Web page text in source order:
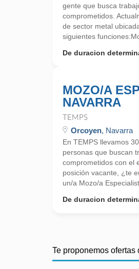
gente que busca
comprometidos.
de sector metal
siguientes
De duracion
MOZO/A
NAVARRA
TEMPS
Orcoyen, Navarra
En TEMPS llevamos
personas que buscan
comprometidos con el
posición vacante, ¿te
un/a Mozo/a
De duracion
Te proponemos ofertas